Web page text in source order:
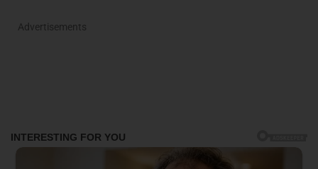
Advertisements